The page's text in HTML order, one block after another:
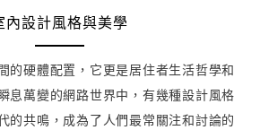
內設計風格與美學
的硬體配置，它更是居住者生活哲學和
息萬變的網路世界中，有幾種設計風格
的共鳴，成為了人們最常關注和討論的